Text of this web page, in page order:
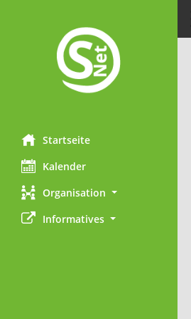
Startseite
Kalender
Organisation
Informatives